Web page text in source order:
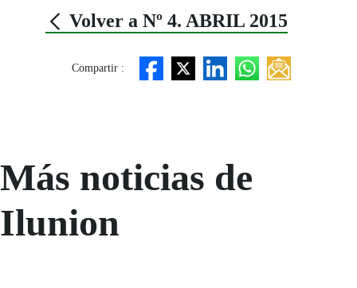
Volver a Nº 4. ABRIL 2015
Compartir :
Más noticias de
Ilunion